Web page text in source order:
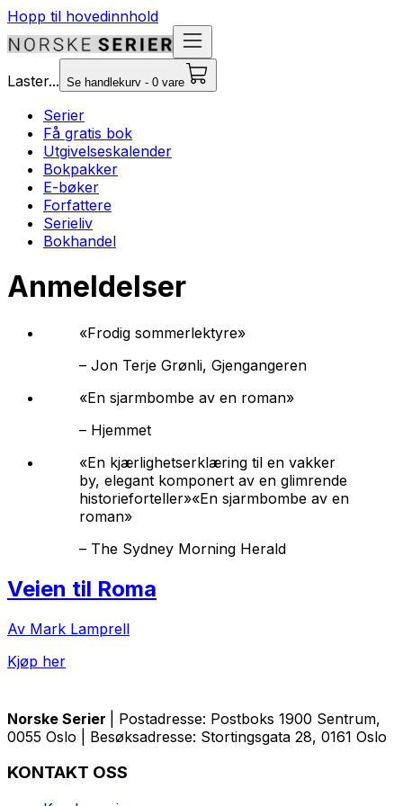
Hopp til hovedinnhold
Laster... Se handlekurv - 0 vare
Serier
Få gratis bok
Utgivelseskalender
Bokpakker
E-bøker
Forfattere
Serieliv
Bokhandel
Anmeldelser
«Frodig sommerlektyre»
– Jon Terje Grønli, Gjengangeren
«En sjarmbombe av en roman»
– Hjemmet
«En kjærlighetserklæring til en vakker
by, elegant komponert av en glimrende
historieforteller»«En sjarmbombe av en
roman»
– The Sydney Morning Herald
Veien til Roma
Av Mark Lamprell
Kjøp her
Norske Serier
| Postadresse: Postboks 1900 Sentrum,
0055 Oslo | Besøksadresse: Stortingsgata 28, 0161 Oslo
KONTAKT OSS